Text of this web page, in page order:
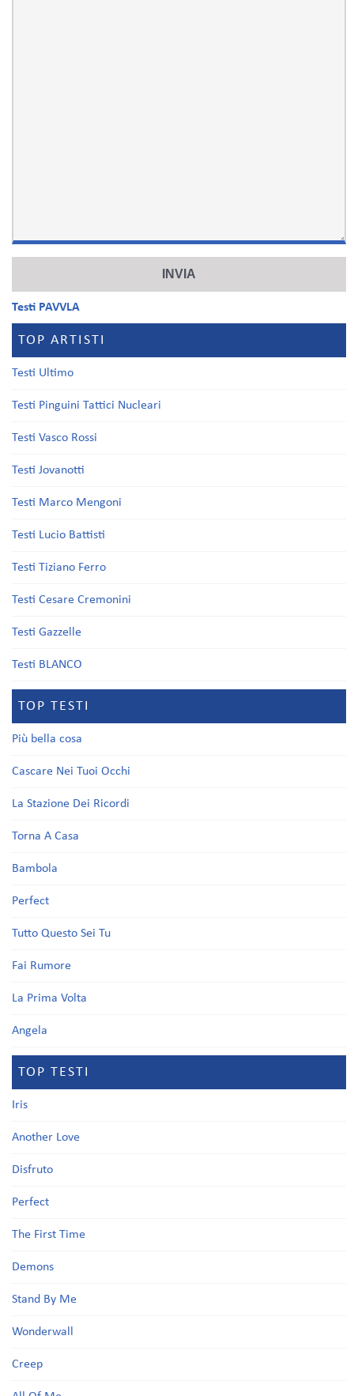
Testi PAVVLA
TOP ARTISTI
Testi Ultimo
Testi Pinguini Tattici Nucleari
Testi Vasco Rossi
Testi Jovanotti
Testi Marco Mengoni
Testi Lucio Battisti
Testi Tiziano Ferro
Testi Cesare Cremonini
Testi Gazzelle
Testi BLANCO
TOP TESTI
Più bella cosa
Cascare Nei Tuoi Occhi
La Stazione Dei Ricordi
Torna A Casa
Bambola
Perfect
Tutto Questo Sei Tu
Fai Rumore
La Prima Volta
Angela
TOP TESTI
Iris
Another Love
Disfruto
Perfect
The First Time
Demons
Stand By Me
Wonderwall
Creep